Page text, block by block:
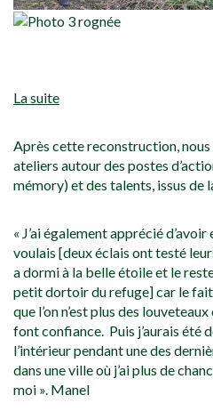
La suite
Après cette reconstruction, nous
ateliers autour des postes
mémory) et des talents, issus de
« J’ai également apprécié
voulais [deux éclais ont testé
a dormi à la belle étoile et le
petit dortoir du refuge] car le
que l’on n’est plus des
font confiance. Puis j’aurais été
l’intérieur pendant une des
dans une ville où j’ai plus de
moi ». Manel